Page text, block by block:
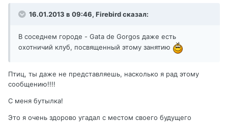
16.01.2013 в 09:46, Firebird сказал:
В соседнем городе - Gata de Gorgos даже есть
охотничий клуб, посвященный этому занятию
Птиц, ты даже не представляешь, насколько я рад этому
сообщению!!!!
С меня бутылка!
Это я очень здорово угадал с местом своего будущего